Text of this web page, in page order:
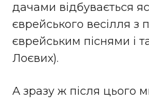
да­чами відбувається
єврейського весілля з
єврейським піснями і
Лоєвих).
А зразу ж після цього